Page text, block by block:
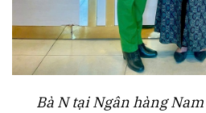
Bà N tại Ngân hàng